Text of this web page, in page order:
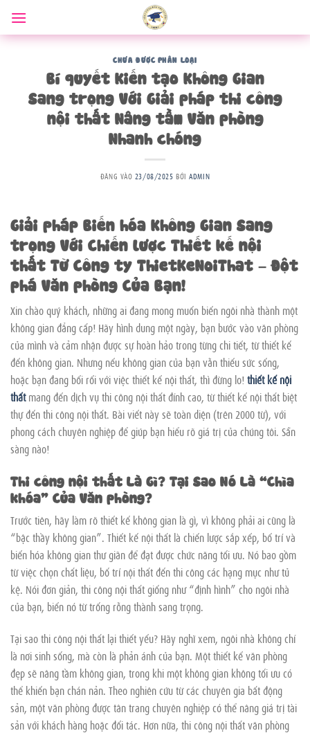
qua
nội
CHƯA ĐƯỢC PHÂN LOẠI
Bí quyết Kiến tạo Không Gian
Sang trọng Với Giải pháp thi công
nội thất Nâng tầm Văn phòng
Nhanh chóng
ĐĂNG VÀO 23/08/2025 BỞIADMIN
Giải pháp Biến hóa Không Gian Sang
trọng Với Chiến lược Thiết kế nội
thất Từ Công ty ThietKeNoiThat – Đột
phá Văn phòng Của Bạn!
Xin chào quý khách, những ai đang mong muốn biến ngôi nhà thành một
không gian đẳng cấp! Hãy hình dung một ngày, bạn bước vào văn phòng
của mình và cảm nhận được sự hoàn hảo trong từng chi tiết, từ thiết kế
đến không gian. Nhưng nếu không gian của bạn vẫn thiếu sức sống,
hoặc bạn đang bối rối với việc thiết kế nội thất, thì đừng lo!thiết kế nội
thất mang đến dịch vụ thi công nội thất đỉnh cao, từ thiết kế nội thất biệt
thự đến thi công nội thất. Bài viết này sẽ toàn diện (trên 2000 từ), với
phong cách chuyên nghiệp để giúp bạn hiểu rõ giá trị của chúng tôi. Sẵn
sàng nào!
Thi công nội thất Là Gì? Tại Sao Nó Là “Chìa
khóa” Của Văn phòng?
Trước tiên, hãy làm rõ thiết kế không gian là gì, vì không phải ai cũng là
“bậc thầy không gian”. Thiết kế nội thất là chiến lược sắp xếp, bố trí và
biến hóa không gian thư giãn để đạt được chức năng tối ưu. Nó bao gồm
từ việc chọn chất liệu, bố trí nội thất đến thi công các hạng mục như tủ
kệ. Nói đơn giản, thi công nội thất giống như “định hình” cho ngôi nhà
của bạn, biến nó từ trống rỗng thành sang trọng.
Tại sao thi công nội thất lại thiết yếu? Hãy nghĩ xem, ngôi nhà không chỉ
là nơi sinh sống, mà còn là phản ánh của bạn. Một thiết kế văn phòng
đẹp sẽ nâng tầm không gian, trong khi một không gian không tối ưu có
thể khiến bạn chán nản. Theo nghiên cứu từ các chuyên gia bất động
sản, một văn phòng được tân trang chuyên nghiệp có thể nâng giá trị tài
sản với khách hàng hoặc đối tác. Hơn nữa, thi công nội thất văn phòng